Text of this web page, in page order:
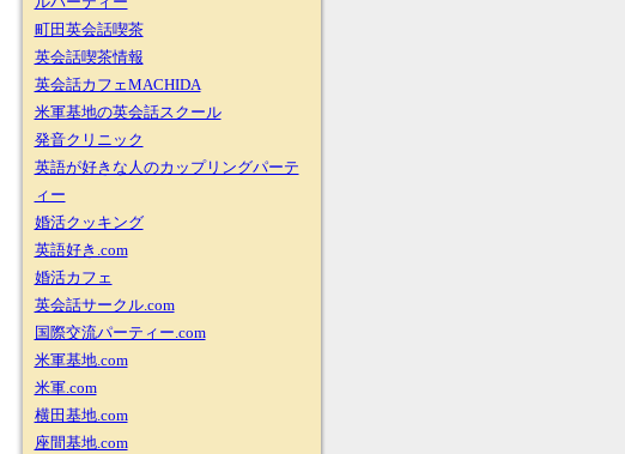
町田英会話喫茶
英会話喫茶情報
英会話カフェMACHIDA
米軍基地の英会話スクール
発音クリニック
英語が好きな人のカップリングパーテ
ィー
婚活クッキング
英語好き.com
婚活カフェ
英会話サークル.com
国際交流パーティー.com
米軍基地.com
米軍.com
横田基地.com
座間基地.com